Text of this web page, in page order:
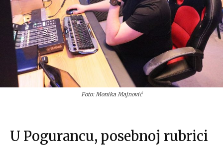
Foto: Monika Majnović
U Pogurancu, posebnoj rubrici